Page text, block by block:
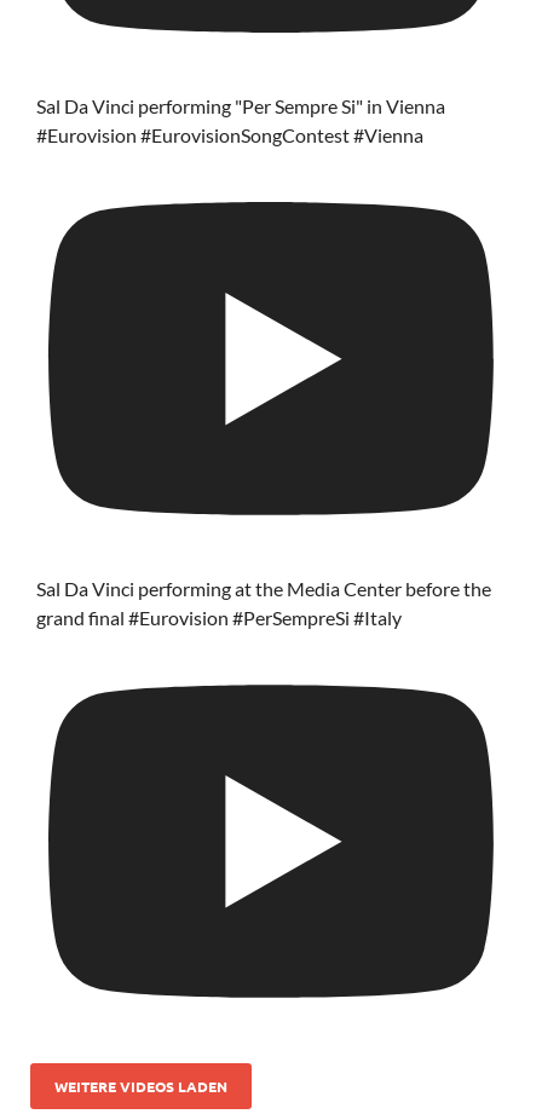
Sal Da Vinci performing "Per Sempre Si" in Vienna
#Eurovision #EurovisionSongContest #Vienna
Sal Da Vinci performing at the Media Center before the
grand final #Eurovision #PerSempreSi #Italy
WEITERE VIDEOS LADEN